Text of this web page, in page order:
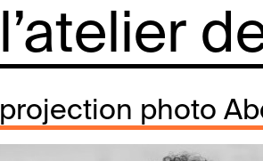
l’atelier
projection photo